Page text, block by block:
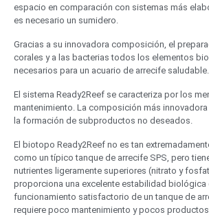
espacio en comparación con sistemas más
es necesario un sumidero.
Gracias a su innovadora composición, el
corales y a las bacterias todos los elementos
necesarios para un acuario de arrecife saludable.
El sistema Ready2Reef se caracteriza por los
mantenimiento. La composición más
la formación de subproductos no deseados.
El biotopo Ready2Reef no es tan
como un típico tanque de arrecife SPS, pero
nutrientes ligeramente superiores (nitrato y
proporciona una excelente estabilidad biológica
funcionamiento satisfactorio de un tanque de
requiere poco mantenimiento y pocos